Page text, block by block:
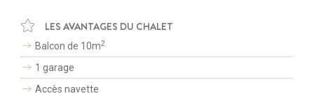
Afin de vous proposer des services et offres adaptés à vos centres
d'intérêts, nous utilisons des cookies. En continuant de naviguer sur
LES AVANTAGES DU CHALET
Balcon de 10m2
1 garage
Accès navette
CGV
Création site internet par